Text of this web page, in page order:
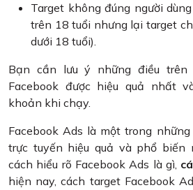
Target không đúng người
trên 18 tuổi nhưng lại target
dưới 18 tuổi).
Bạn cần lưu ý những điều trên
Facebook được hiệu quả nhất
khoản khi chạy.
Facebook Ads là một trong
trực tuyến hiệu quả và phổ biến
cách hiểu rõ Facebook Ads là gì,
hiện nay, cách target Facebook